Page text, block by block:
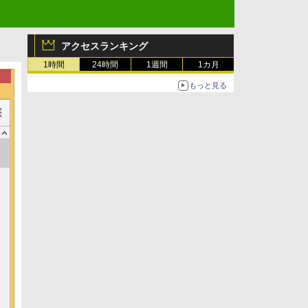
アクセスランキング
1時間 24時間 1週間 1カ月
もっと見る